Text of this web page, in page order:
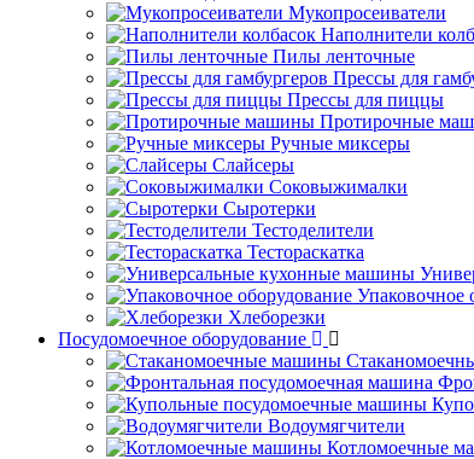
Мукопросеиватели
Наполнители
Пилы ленточные
Прессы для
Прессы для пиццы
Протирочные
Ручные миксеры
Слайсеры
Соковыжималки
Сыротерки
Тестоделители
Тестораскатка
Упаковочное
Хлеборезки
Посудомоечное оборудование
Водоумягчители
Котломоечные